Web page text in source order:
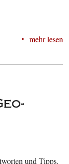
mehr lesen
und Tipps.